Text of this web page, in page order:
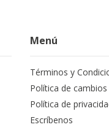
Menú
Términos y
Política de
Política de
Escríbenos